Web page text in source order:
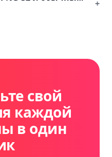
+
свой
каждой
в один